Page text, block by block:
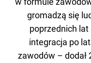
gromadzą się
poprzednich
integracja po
zawodów – dodał